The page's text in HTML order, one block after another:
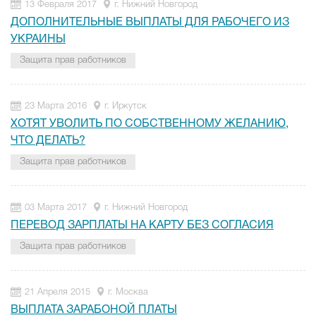
13 Февраля 2017 г. Нижний Новгород
ДОПОЛНИТЕЛЬНЫЕ ВЫПЛАТЫ ДЛЯ РАБОЧЕГО ИЗ
УКРАИНЫ
Защита прав работников
23 Марта 2016 г. Иркутск
ХОТЯТ УВОЛИТЬ ПО СОБСТВЕННОМУ ЖЕЛАНИЮ,
ЧТО ДЕЛАТЬ?
Защита прав работников
03 Марта 2017 г. Нижний Новгород
ПЕРЕВОД ЗАРПЛАТЫ НА КАРТУ БЕЗ СОГЛАСИЯ
Защита прав работников
21 Апреля 2015 г. Москва
ВЫПЛАТА ЗАРАБОНОЙ ПЛАТЫ